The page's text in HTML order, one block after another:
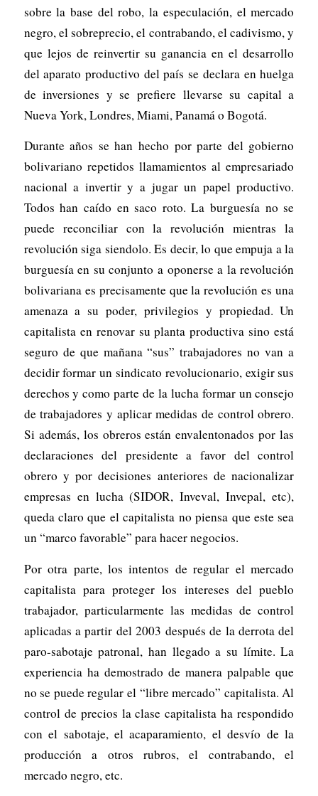
sobre la base del robo, la especulación, el mercado
negro, el sobreprecio, el contrabando, el cadivismo, y
que lejos de reinvertir su ganancia en el desarrollo
del aparato productivo del país se declara en huelga
de inversiones y se prefiere llevarse su capital a
Nueva York, Londres, Miami, Panamá o Bogotá.
Durante años se han hecho por parte del gobierno
bolivariano repetidos llamamientos al empresariado
nacional a invertir y a jugar un papel productivo.
Todos han caído en saco roto. La burguesía no se
puede reconciliar con la revolución mientras la
revolución siga siendolo. Es decir, lo que empuja a la
burguesía en su conjunto a oponerse a la revolución
bolivariana es precisamente que la revolución es una
amenaza a su poder, privilegios y propiedad. Un
capitalista en renovar su planta productiva sino está
seguro de que mañana “sus” trabajadores no van a
decidir formar un sindicato revolucionario, exigir sus
derechos y como parte de la lucha formar un consejo
de trabajadores y aplicar medidas de control obrero.
Si además, los obreros están envalentonados por las
declaraciones del presidente a favor del control
obrero y por decisiones anteriores de nacionalizar
empresas en lucha (SIDOR, Inveval, Invepal, etc),
queda claro que el capitalista no piensa que este sea
un “marco favorable” para hacer negocios.
Por otra parte, los intentos de regular el mercado
capitalista para proteger los intereses del pueblo
trabajador, particularmente las medidas de control
aplicadas a partir del 2003 después de la derrota del
paro-sabotaje patronal, han llegado a su límite. La
experiencia ha demostrado de manera palpable que
no se puede regular el “libre mercado” capitalista. Al
control de precios la clase capitalista ha respondido
con el sabotaje, el acaparamiento, el desvío de la
producción a otros rubros, el contrabando, el
mercado negro, etc.